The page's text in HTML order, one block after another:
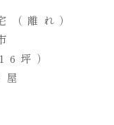
（離れ）
坪）